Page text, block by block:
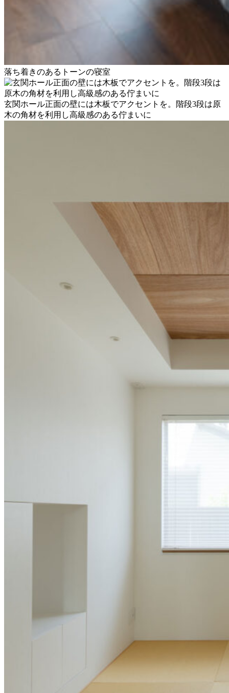
落ち着きのあるトーンの寝室
玄関ホール正面の壁には木板でアクセントを。階段3段は原
木の角材を利用し高級感のある佇まいに